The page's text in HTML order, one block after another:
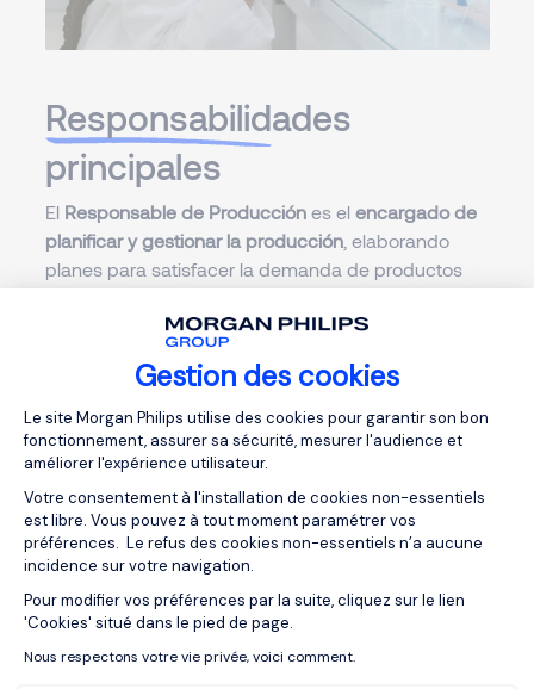
Gestion des cookies
Plateforme de Gestion du
Le site Morgan Philips utilise des cookies pour garantir son bon
fonctionnement, assurer sa sécurité, mesurer l'audience et
améliorer l'expérience utilisateur.
Votre consentement à l'installation de cookies non-essentiels
est libre. Vous pouvez à tout moment paramétrer vos
préférences. Le refus des cookies non-essentiels n’a aucune
incidence sur votre navigation.
Pour modifier vos préférences par la suite, cliquez sur le lien
'Cookies' situé dans le pied de page.
Nous respectons votre vie privée, voici comment.
Axeptio consent
Responsabilidades
principales
El Responsable de Producciónes el encargado de
planificar y gestionar la producción, elaborando
planes para satisfacer la demanda de productos
gestión eficiente de los recursos
humanos, materiales y financieros para asegurar
una producción fluida y conforme
. La supervisión
diaria de las operaciones de fabricación asegura el
cumplimiento de los estándares de calidad, de los
procedimientos operativos (SOPs) y de los plazos
de producción.
Identifica eimplementa mejoras continuas
aumentar la eficiencia operativa, reducir costes y
minimizar riesgos. La colaboración estrecha con el
departamento de Garantía de Calidad asegura que